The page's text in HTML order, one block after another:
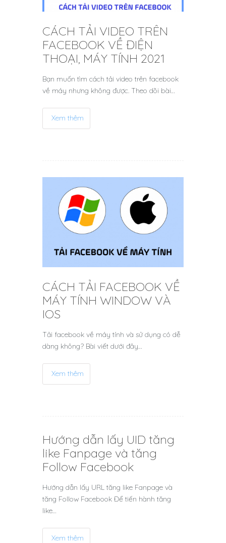
CÁCH TẢI VIDEO TRÊN
FACEBOOK VỀ ĐIỆN
THOẠI, MÁY TÍNH 2021
Bạn muốn tìm cách tải video trên facebook
về máy nhưng không được. Theo dõi bài…
Xem thêm
CÁCH TẢI FACEBOOK VỀ
MÁY TÍNH WINDOW VÀ
IOS
Tải facebook về máy tính và sử dụng có dễ
dàng không? Bài viết dưới đây…
Xem thêm
Hướng dẫn lấy UID tăng
like Fanpage và tăng
Follow Facebook
Hướng dẫn lấy URL tăng like Fanpage và
tăng Follow Facebook Để tiến hành tăng
like…
Xem thêm